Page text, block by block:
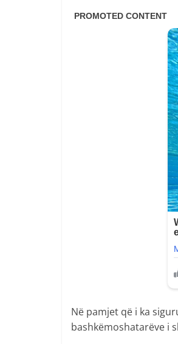
Në pamjet që i ka
bashkëmoshatarëve i